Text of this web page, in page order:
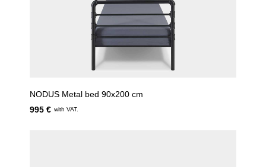
NODUS Metal bed 90x200 cm
995 € with VAT.